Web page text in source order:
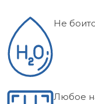
Не
Любое